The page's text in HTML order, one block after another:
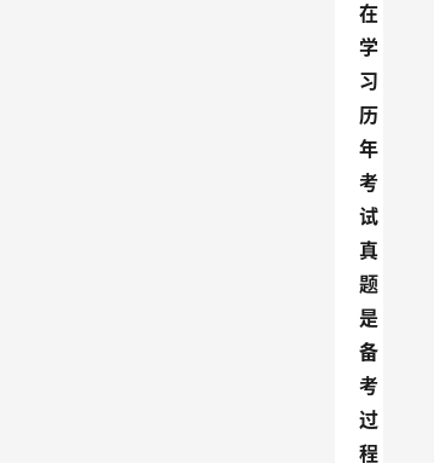
在
学
习
历
年
考
试
真
题
是
备
考
过
程